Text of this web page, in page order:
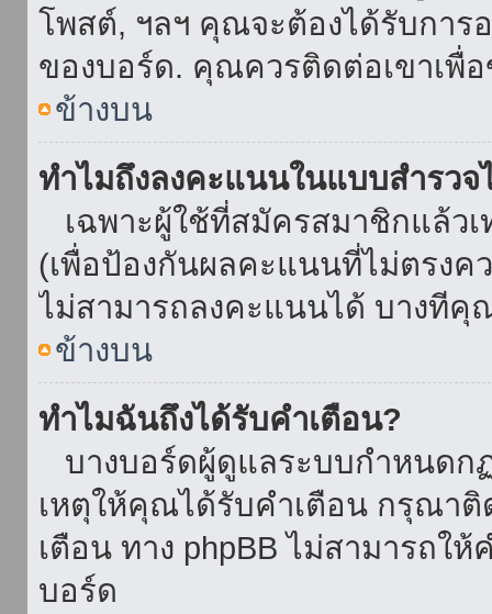
โพสต์, ฯลฯ คุณจะต้องได้รับการ
ของบอร์ด. คุณควรติดต่อเขาเพื่
ข้างบน
ทำไมถึงลงคะแนนในแบบสำรวจ
เฉพาะผู้ใช้ที่สมัครสมาชิกแล้ว
(เพื่อป้องกันผลคะแนนที่ไม่ตรง
ไม่สามารถลงคะแนนได้ บางที
ข้างบน
ทำไมฉันถึงได้รับคำเตือน?
บางบอร์ดผู้ดูแลระบบกำหนดก
เหตุให้คุณได้รับคำเตือน กรุณา
เตือน ทาง phpBB ไม่สามารถใ
บอร์ด